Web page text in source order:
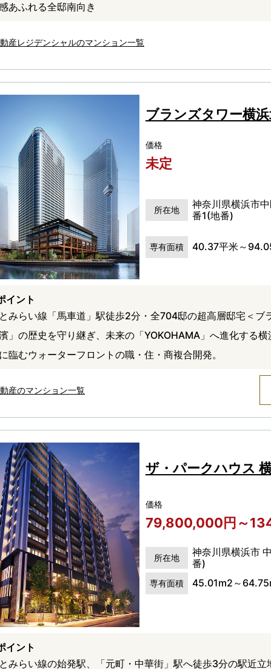
あふれる全邸南向き
産レジデンシャルのマンション一覧
ブランズタワー横
価格
未定
所在地
神奈川県横浜市
番1(地番)
専有面積 40.37平米～
イント
みらい線「馬車道」駅徒歩2分・全704邸の超高層邸宅＜ブ
濱」の歴史を守り継ぎ、未来の「YOKOHAMA」へ進化する横
臨むウォーターフロントの職・住・商複合開発。
産のマンション一覧
ザ・パークハウス
価格
79,800,000円～
所在地
神奈川県横浜市
番)
専有面積 45.01m2～
イント
みらい線の始発駅、「元町・中華街」駅へ徒歩3分の駅近立